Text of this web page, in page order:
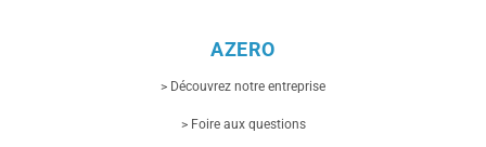
AZERO
> Découvrez notre entreprise
> Foire aux questions